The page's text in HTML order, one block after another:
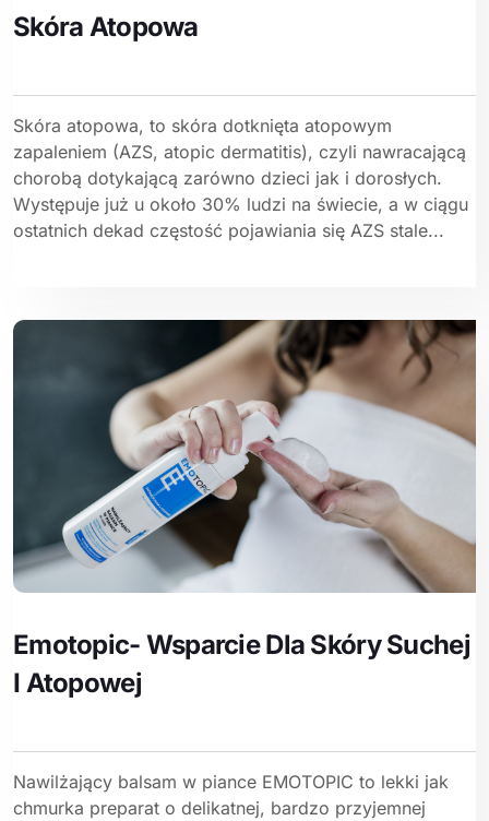
Skóra Atopowa
Skóra atopowa, to skóra dotknięta atopowym
zapaleniem (AZS, atopic dermatitis), czyli nawracającą
chorobą dotykającą zarówno dzieci jak i dorosłych.
Występuje już u około 30% ludzi na świecie, a w ciągu
ostatnich dekad częstość pojawiania się AZS stale...
Emotopic- Wsparcie Dla Skóry Suchej
I Atopowej
Nawilżający balsam w piance EMOTOPIC to lekki jak
chmurka preparat o delikatnej, bardzo przyjemnej